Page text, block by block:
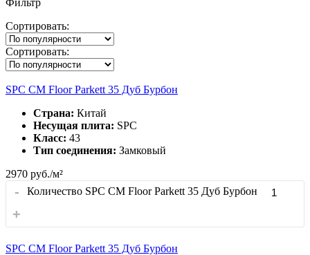
Сортировать:
Сортировать:
SPC CM Floor Parkett 35 Дуб Бурбон
Страна: Китай
Несущая плита: SPC
Класс: 43
Тип соединения: Замковый
2970 руб./м²
- Количество SPC CM Floor Parkett 35 Дуб Бурбон
+
SPC CM Floor Parkett 35 Дуб Бурбон